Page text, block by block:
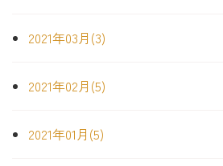
2021年03月(3)
2021年02月(5)
2021年01月(5)